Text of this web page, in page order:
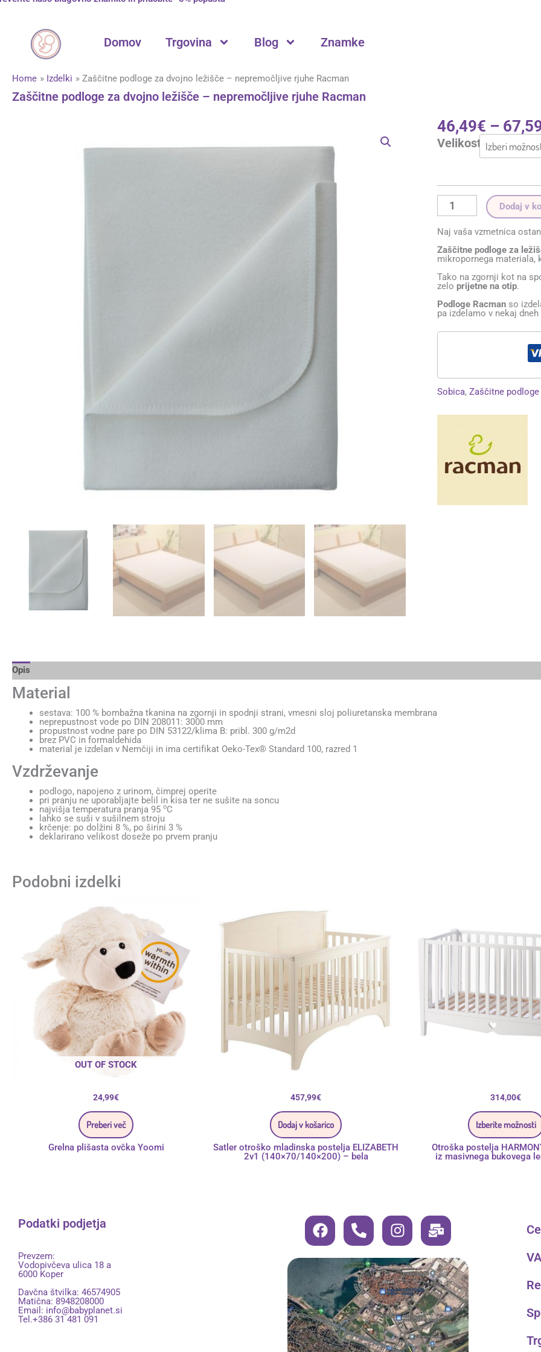
Skip
Domov Trgovina Blog Znamke
Home Izdelki Zaščitne podloge za dvojno ležišče – nepremočljive rjuhe Racman
Zaščitne podloge za dvojno ležišče – nepremočljive rjuhe Racman
46,49€ –
Velikost
Zaščitne
podloge
za
rjuhe
Racman
količina Dodaj v
Naj vaša vzmetnica
Zaščitne podloge za
mikropornega materiala,
Tako na zgornji kot na
zeloprijetne na otip.
Podloge Racman so
pa izdelamo v nekaj
Sobica,Zaščitne podloge
Opis
Material
sestava: 100 % bombažna tkanina na zgornji in spodnji strani, vmesni sloj poliuretanska membrana
neprepustnost vode po DIN 208011: 3000 mm
propustnost vodne pare po DIN 53122/klima B: pribl. 300 g/m2d
brez PVC in formaldehida
material je izdelan v Nemčiji in ima certifikat Oeko-Tex® Standard 100, razred 1
Vzdrževanje
podlogo, napojeno z urinom, čimprej operite
pri pranju ne uporabljajte belil in kisa ter ne sušite na soncu
najvišja temperatura pranja 95 oC
lahko se suši v sušilnem stroju
krčenje: po dolžini 8 %, po širini 3 %
deklarirano velikost doseže po prvem pranju
Podobni izdelki
OUT OF STOCK
24,99€
Preberi več
Grelna plišasta ovčka Yoomi
457,99€
Dodaj v košarico
Satler otroško mladinska postelja ELIZABETH
2v1 (140×70/140×200) – bela
314,00€
Izberite možnosti
Otroška postelja
iz masivnega bukovega
Podatki podjetja
Prevzem:
Vodopivčeva ulica 18 a
6000 Koper
Davčna štvilka: 46574905
Matična: 8948208000
Email: info@babyplanet.si
Tel.+386 31 481 091
F
a
e
o
o
k
P
h
n
e
-
a
l
t
I
n
t
a
g
r
a
m
M
a
l
-
b
u
l
k